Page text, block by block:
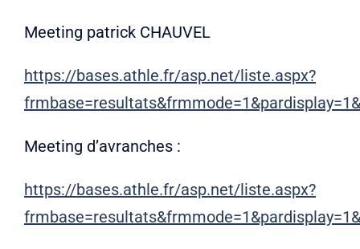
Meeting patrick CHAUVEL
https://bases.athle.fr/asp.net/liste.aspx?
Meeting d’avranches :
https://bases.athle.fr/asp.net/liste.aspx?